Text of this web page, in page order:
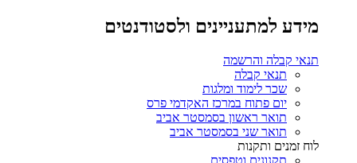
מידע למתעניינים ולסטודנטים
תנאי קבלה והרשמה
תנאי קבלה
שכר לימוד ומלגות
יום פתוח במרכז האקדמי פרס
תואר ראשון בסמסטר אביב
תואר שני בסמסטר אביב
לוח זמנים ותקנות
תקנונים וטפסים